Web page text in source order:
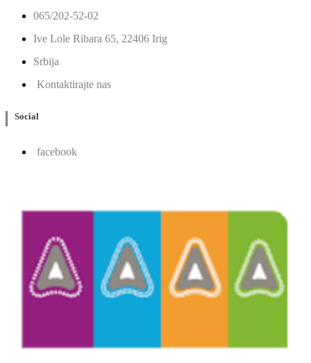
065/202-52-02
Ive Lole Ribara 65, 22406 Irig
Srbija
Kontaktirajte nas
Social
facebook